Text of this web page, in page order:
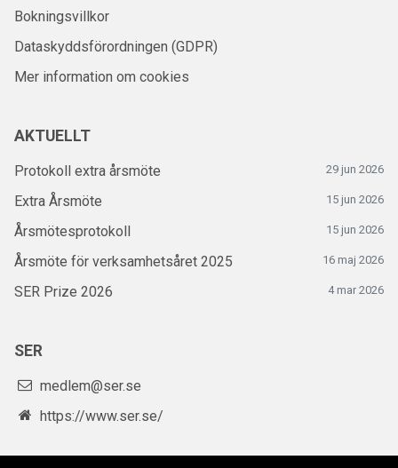
Bokningsvillkor
Dataskyddsförordningen (GDPR)
Mer information om cookies
AKTUELLT
Protokoll extra årsmöte 29 jun 2026
Extra Årsmöte 15 jun 2026
Årsmötesprotokoll 15 jun 2026
Årsmöte för verksamhetsåret 2025 16 maj 2026
SER Prize 2026 4 mar 2026
SER
medlem@ser.se
https://www.ser.se/